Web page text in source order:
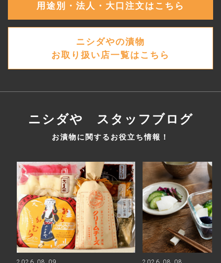
用途別・法人・大口注文はこちら
ニシダやの漬物
お取り扱い店一覧はこちら
ニシダや スタッフブログ
お漬物に関するお役立ち情報！